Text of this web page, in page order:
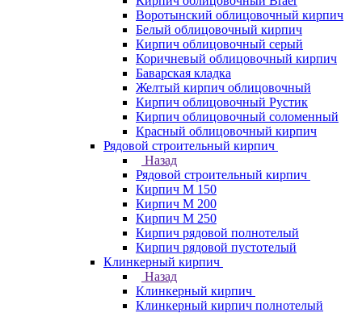
Воротынский облицовочный кирпич
Белый облицовочный кирпич
Кирпич облицовочный серый
Коричневый облицовочный кирпич
Баварская кладка
Желтый кирпич облицовочный
Кирпич облицовочный Рустик
Кирпич облицовочный соломенный
Красный облицовочный кирпич
Рядовой строительный кирпич
Назад
Рядовой строительный кирпич
Кирпич М 150
Кирпич М 200
Кирпич М 250
Кирпич рядовой полнотелый
Кирпич рядовой пустотелый
Клинкерный кирпич
Назад
Клинкерный кирпич
Клинкерный кирпич полнотелый